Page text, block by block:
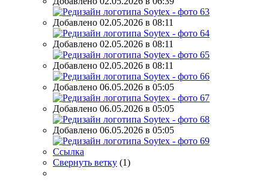
Добавлено 02.05.2026 в 08:11
Добавлено 02.05.2026 в 08:11
Добавлено 02.05.2026 в 08:11
Добавлено 06.05.2026 в 05:05
Добавлено 06.05.2026 в 05:05
Добавлено 06.05.2026 в 05:05
Ссылка
Свернуть ветку (1)